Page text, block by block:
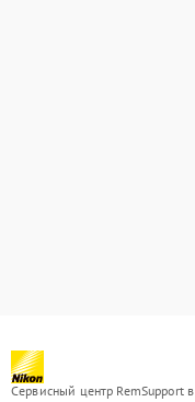
Сервисный центр RemSupport в